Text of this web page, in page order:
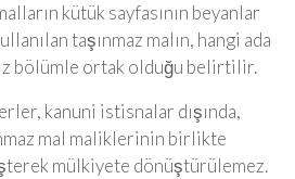
kütük sayfasının beyanlar
taşınmaz malın, hangi ada
bölümle ortak olduğu belirtilir.
kanuni istisnalar dışında,
mal maliklerinin birlikte
mülkiyete dönüştürülemez.